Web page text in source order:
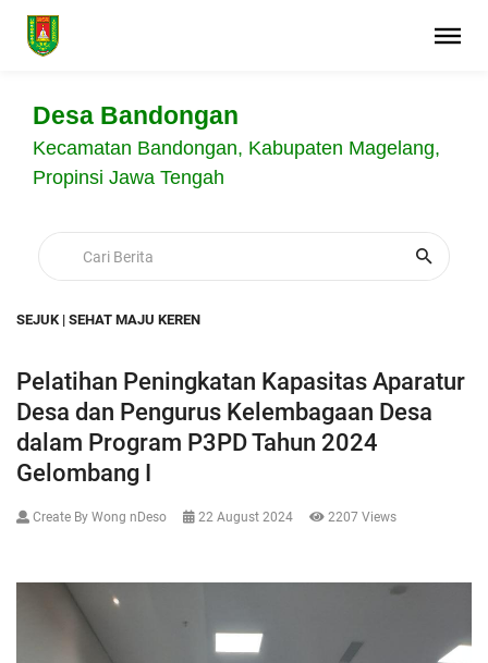
Desa Bandongan
Kecamatan Bandongan, Kabupaten Magelang,
Propinsi Jawa Tengah
SEJUK | SEHAT MAJU KEREN
Pelatihan Peningkatan Kapasitas Aparatur
Desa dan Pengurus Kelembagaan Desa
dalam Program P3PD Tahun 2024
Gelombang I
Create By Wong nDeso 22 August 2024 2207 Views